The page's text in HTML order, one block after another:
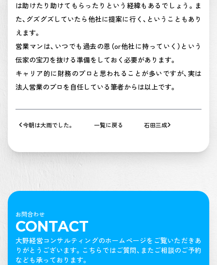
は助けたり助けてもらったりという経緯もあるでしょう。ま
た、グズグズしていたら他社に提案に行く、ということもあり
えます。
営業マンは、いつでも過去の恩（or他社に持っていく）という
伝家の宝刀を抜ける準備をしておく必要があります。
キャリア的に財務のプロと思われることが多いですが、実は
法人営業のプロを自任している筆者からは以上です。
今朝は大雨でした。 一覧に戻る 石田三成
お問合わせ
CONTACT
大野経営コンサルティングのホームページをご覧いただきあ
りがとうございます。 こちらではご質問、またご相談のご予約
なども承っております。